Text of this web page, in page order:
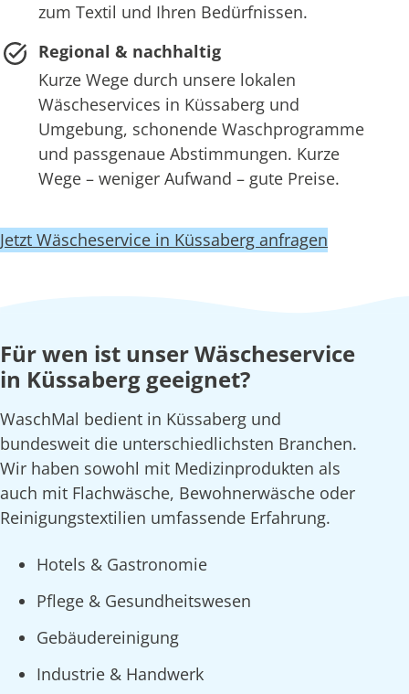
zum Textil und Ihren Bedürfnissen.
Regional & nachhaltig
Kurze Wege durch unsere lokalen
Wäscheservices in Küssaberg und
Umgebung, schonende Waschprogramme
und passgenaue Abstimmungen. Kurze
Wege – weniger Aufwand – gute Preise.
Jetzt Wäscheservice in Küssaberg anfragen
Für wen ist unser Wäscheservice
in Küssaberg geeignet?
WaschMal bedient in Küssaberg und
bundesweit die unterschiedlichsten Branchen.
Wir haben sowohl mit Medizinprodukten als
auch mit Flachwäsche, Bewohnerwäsche oder
Reinigungstextilien umfassende Erfahrung.
Hotels & Gastronomie
Pflege & Gesundheitswesen
Gebäudereinigung
Industrie & Handwerk